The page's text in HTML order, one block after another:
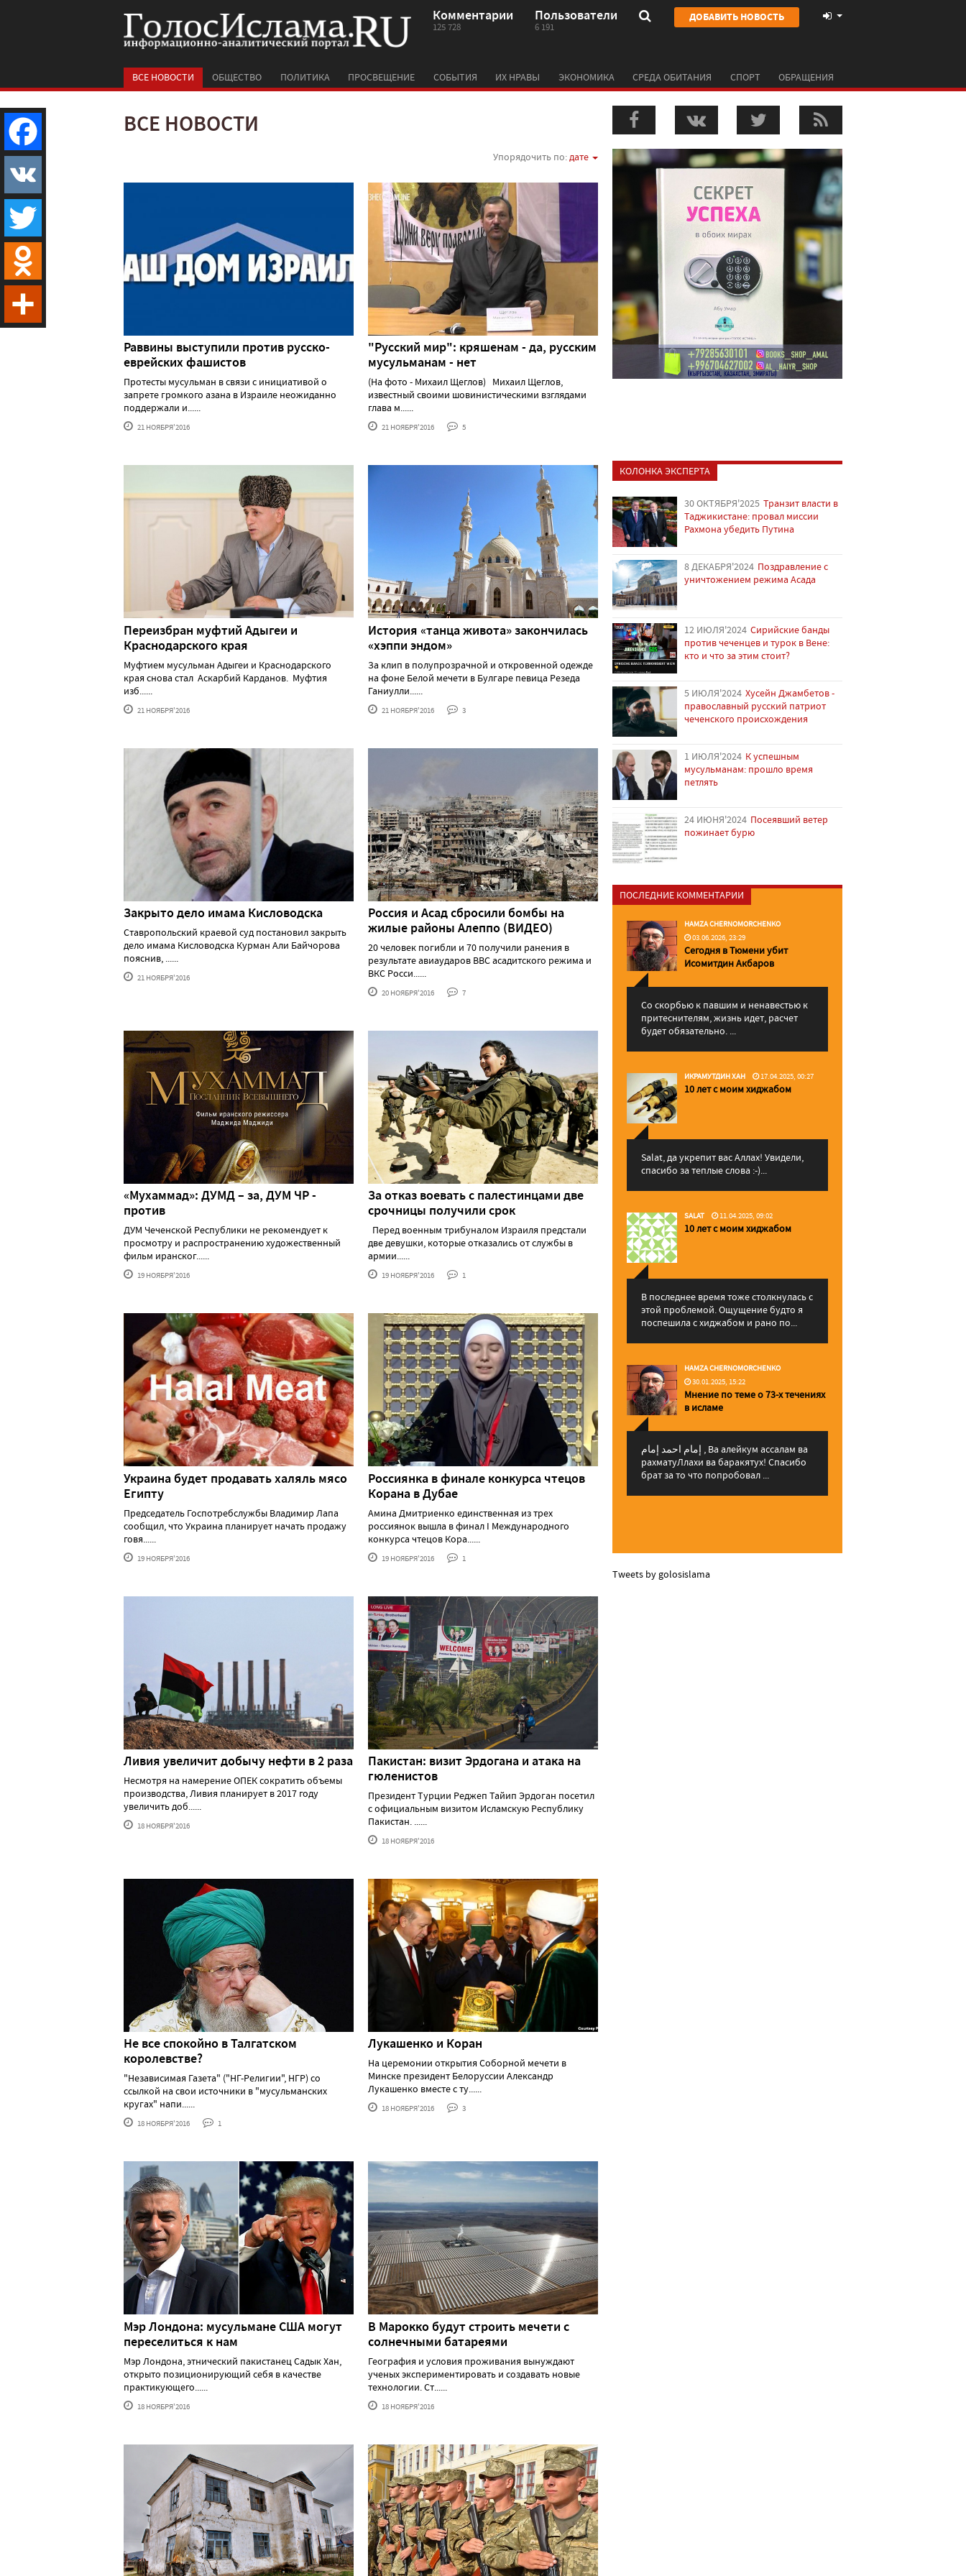
Комментарии
125 728
Пользователи
6 191
ДОБАВИТЬ НОВОСТЬ
ВСЕ НОВОСТИ ОБЩЕСТВО ПОЛИТИКА ПРОСВЕЩЕНИЕ СОБЫТИЯ ИХ НРАВЫ ЭКОНОМИКА СРЕДА ОБИТАНИЯ СПОРТ ОБРАЩЕНИЯ
ВСЕ НОВОСТИ
Упорядочить по:дате
Раввины выступили против русско-
еврейских фашистов
Протесты мусульман в связи с инициативой о
запрете громкого азана в Израиле неожиданно
поддержали и......
21 НОЯБРЯ'2016
"Русский мир": кряшенам - да, русским
мусульманам - нет
(На фото - Михаил Щеглов) Михаил Щеглов,
известный своими шовинистическими взглядами
глава м......
21 НОЯБРЯ'2016 5
Переизбран муфтий Адыгеи и
Краснодарского края
Муфтием мусульман Адыгеи и Краснодарского
края снова стал Аскарбий Карданов. Муфтия
изб......
21 НОЯБРЯ'2016
История «танца живота» закончилась
«хэппи эндом»
За клип в полупрозрачной и откровенной одежде
на фоне Белой мечети в Булгаре певица Резеда
Ганиулли......
21 НОЯБРЯ'2016 3
Закрыто дело имама Кисловодска
Ставропольский краевой суд постановил закрыть
дело имама Кисловодска Курман Али Байчорова
пояснив, ......
21 НОЯБРЯ'2016
Россия и Асад сбросили бомбы на
жилые районы Алеппо (ВИДЕО)
20 человек погибли и 70 получили ранения в
результате авиаударов ВВС асадитского режима и
ВКС Росси......
20 НОЯБРЯ'2016 7
«Мухаммад»: ДУМД – за, ДУМ ЧР -
против
ДУМ Чеченской Республики не рекомендует к
просмотру и распространению художественный
фильм иранског......
19 НОЯБРЯ'2016
За отказ воевать с палестинцами две
срочницы получили срок
Перед военным трибуналом Израиля предстали
две девушки, которые отказались от службы в
армии......
19 НОЯБРЯ'2016 1
Украина будет продавать халяль мясо
Египту
Председатель Госпотребслужбы Владимир Лапа
сообщил, что Украина планирует начать продажу
говя......
19 НОЯБРЯ'2016
Россиянка в финале конкурса чтецов
Корана в Дубае
Амина Дмитриенко единственная из трех
россиянок вышла в финал I Международного
конкурса чтецов Кора......
19 НОЯБРЯ'2016 1
Ливия увеличит добычу нефти в 2 раза
Несмотря на намерение ОПЕК сократить объемы
производства, Ливия планирует в 2017 году
увеличить доб......
18 НОЯБРЯ'2016
Пакистан: визит Эрдогана и атака на
гюленистов
Президент Турции Реджеп Тайип Эрдоган посетил
с официальным визитом Исламскую Республику
Пакистан. ......
18 НОЯБРЯ'2016
Не все спокойно в Талгатском
королевстве?
"Независимая Газета" ("НГ-Религии", НГР) со
ссылкой на свои источники в "мусульманских
кругах" напи......
18 НОЯБРЯ'2016 1
Лукашенко и Коран
На церемонии открытия Соборной мечети в
Минске президент Белоруссии Александр
Лукашенко вместе с ту......
18 НОЯБРЯ'2016 3
Мэр Лондона: мусульмане США могут
переселиться к нам
Мэр Лондона, этнический пакистанец Садык Хан,
открыто позиционирующий себя в качестве
практикующего......
18 НОЯБРЯ'2016
В Марокко будут строить мечети с
солнечными батареями
География и условия проживания вынуждают
ученых экспериментировать и создавать новые
технологии. Ст......
18 НОЯБРЯ'2016
КОЛОНКА ЭКСПЕРТА
30 ОКТЯБРЯ'2025 Транзит власти в
Таджикистане: провал миссии
Рахмона убедить Путина
8 ДЕКАБРЯ'2024 Поздравление с
уничтожением режима Асада
12 ИЮЛЯ'2024 Сирийские банды
против чеченцев и турок в Вене:
кто и что за этим стоит?
5 ИЮЛЯ'2024 Хусейн Джамбетов -
православный русский патриот
чеченского происхождения
1 ИЮЛЯ'2024 К успешным
мусульманам: прошло время
петлять
24 ИЮНЯ'2024 Посеявший ветер
пожинает бурю
ПОСЛЕДНИЕ КОММЕНТАРИИ
HAMZA CHERNOMORCHENKO
03.06.2026, 23:29
Сегодня в Тюмени убит
Исомитдин Акбаров
Со скорбью к павшим и ненавестью к
притеснителям, жизнь идет, расчет
будет обязательно. ...
ИКРАМУТДИН ХАН 17.04.2025, 00:27
10 лет с моим хиджабом
Salat, да укрепит вас Аллаx! Увидели,
спасибо за теплые слова :-)...
SALAT 11.04.2025, 09:02
10 лет с моим хиджабом
В последнее время тоже столкнулась с
этой проблемой. Ощущение будто я
поспешила с хиджабом и рано по...
HAMZA CHERNOMORCHENKO
30.01.2025, 15:22
Мнение по теме о 73-х течениях
в исламе
إمام احمد إمام , Ва алейкум ассалам ва
рахматуЛлахи ва баракятух! Спасибо
брат за то что попробовал ...
Tweets by golosislama
Facebook
VK
Twitter
Odnoklassniki